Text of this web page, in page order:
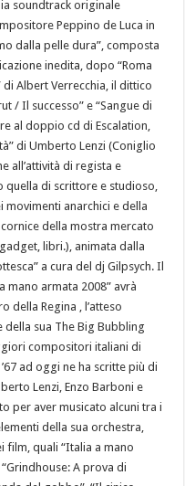
soundtrack originale
Peppino de Luca in
dalla pelle dura”, composta
inedita, dopo “Roma
Albert Verrecchia, il dittico
/ Il successo” e “Sangue di
al doppio cd di Escalation,
di Umberto Lenzi (Coniglio
all’attività di regista e
quella di scrittore e studioso,
movimenti anarchici e della
della mostra mercato
libri.), animata dalla
a cura del dj Gilpsych. Il
mano armata 2008” avrà
della Regina , l’atteso
della sua The Big Bubbling
compositori italiani di
ad oggi ne ha scritte più di
Lenzi, Enzo Barboni e
per aver musicato alcuni tra i
della sua orchestra,
quali “Italia a mano
A prova di